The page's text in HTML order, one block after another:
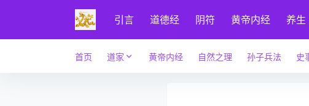
引言 道德经 阴符 黄帝内经 养生
首页 道家 黄帝内经 自然之理 孙子兵法 史